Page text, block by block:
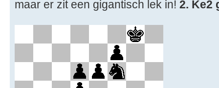
maar er zit een gigantisch lek in! 2. Ke2